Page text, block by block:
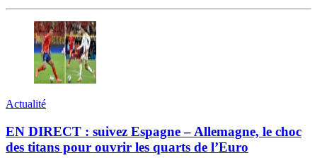
Actualité
EN DIRECT : suivez Espagne – Allemagne, le choc
des titans pour ouvrir les quarts de l’Euro